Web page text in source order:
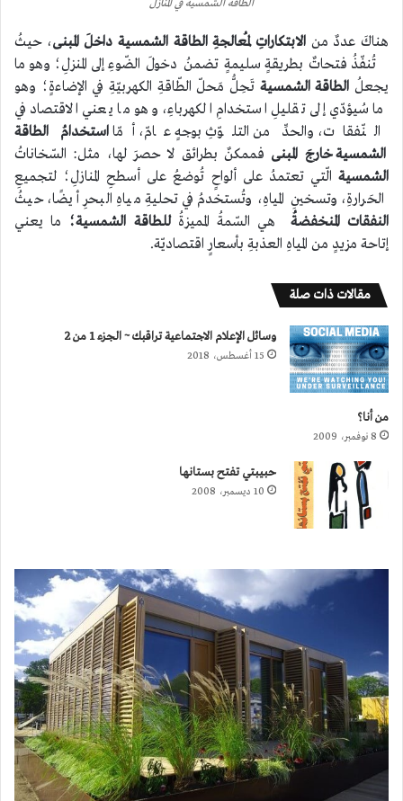
الطاقة الشمسية في المنازل
هناكَ عددٌ من الابتكاراتِ لمُعالجةِ الطاقة الشمسية داخلَ المبنى، حيثُ
تُنفّذُ فتحاتٌ بطريقةٍ سليمةٍ تضمنُ دخولَ الضّوءِ إلى المنزلِ؛ وهو ما
يجعلُ الطاقة الشمسية تَحِلُّ مَحلّ الطّاقةِ الكهربيّةِ في الإضاءةٍ؛ وهو
ما سُيؤدّي إلى تقليلِ استخدامِ الكهرباءِ، وهو ما يعني الاقتصاد في
النّفقات، والحدِّ من التلوّثِ بوجهٍ عامّ، أمّا استخدامُ الطاقة
الشمسية خارجَ المبنى فممكنٌ بطرائق لا حصرَ لها، مثل: السّخاناتُ
الشمسية الّتي تعتمدُ على ألواحٍ تُوضعُ على أسطحِ المنازلِ؛ لتجميعِ
الحَرارةِ، وتسخينِ المياهِ، وتُستخدمُ في تحليةِ مياهِ البحرِ أيضًا، حيثُ
النفقاتالمنخفضةُ هي السّمةُ المميزةُللطاقة الشمسية؛ ما يعني
إتاحة مزيدٍ من المياهِ العذبةِ بأسعارٍ اقتصاديّة.
مقالات ذات صلة
وسائل الإعلام الاجتماعية تراقبك ~ الجزء 1 من 2
15 أغسطس، 2018
من أنا؟
8 نوفمبر، 2009
حبيبتي تفتح بستانها
10 ديسمبر، 2008